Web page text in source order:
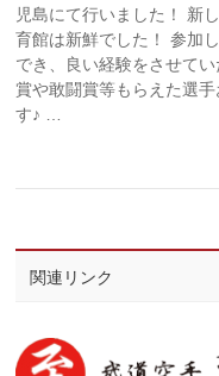
児島にて行いました！ 新
育館は新鮮でした！ 参加
でき、良い経験をさせて
賞や敢闘賞等もらえた選
す♪ …
関連リンク